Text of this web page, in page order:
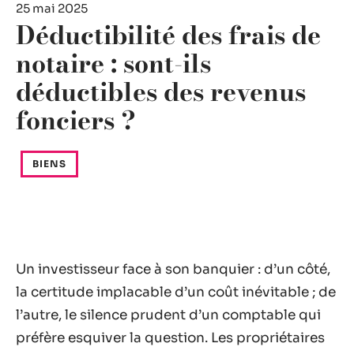
25 mai 2025
Déductibilité des frais de
notaire : sont-ils
déductibles des revenus
fonciers ?
BIENS
Un investisseur face à son banquier : d’un côté,
la certitude implacable d’un coût inévitable ; de
l’autre, le silence prudent d’un comptable qui
préfère esquiver la question. Les propriétaires